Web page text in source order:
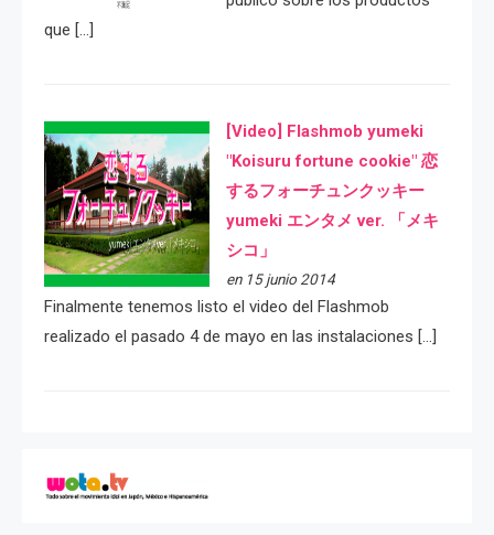
que […]
[Video] Flashmob yumeki
"Koisuru fortune cookie" 恋
するフォーチュンクッキー
yumeki エンタメ ver. 「メキ
シコ」
en 15 junio 2014
Finalmente tenemos listo el video del Flashmob
realizado el pasado 4 de mayo en las instalaciones […]